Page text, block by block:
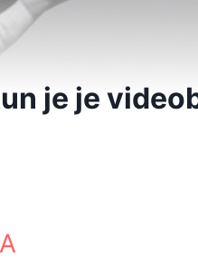
je je